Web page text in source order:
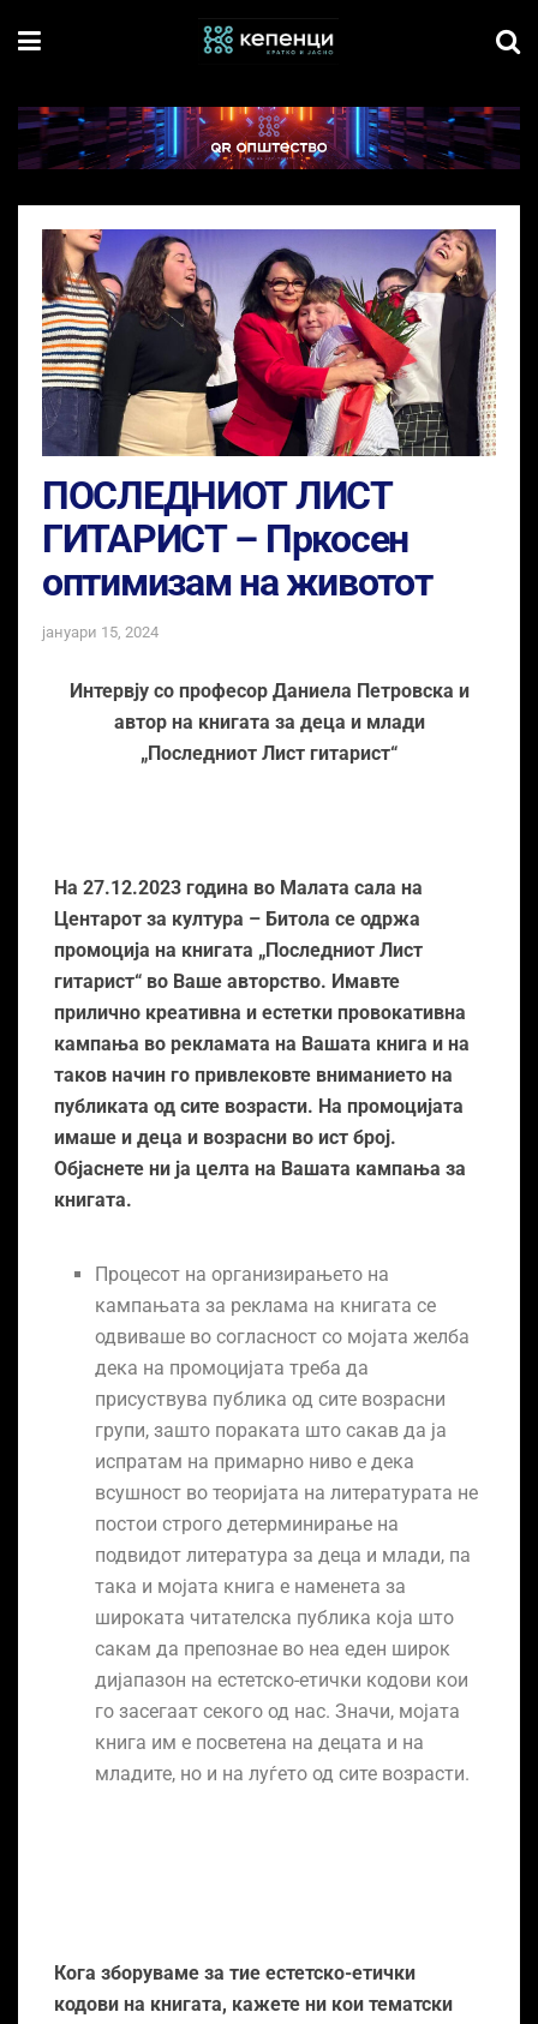
ПОСЛЕДНИОТ ЛИСТ
ГИТАРИСТ – Пркосен
оптимизам на животот
јануари 15, 2024
Интервју со професор Даниела Петровска и
автор на книгата за деца и млади
„Последниот Лист гитарист“
На 27.12.2023 година во Малата сала на
Центарот за култура – Битола се одржа
промоција на книгата „Последниот Лист
гитарист“ во Ваше авторство. Имавте
прилично креативна и естетки провокативна
кампања во рекламата на Вашата книга и на
таков начин го привлековте вниманието на
публиката од сите возрасти. На промоцијата
имаше и деца и возрасни во ист број.
Објaснете ни ја целта на Вашата кампања за
книгата.
Процесот на организирањето на
кампањата за реклама на книгата се
одвиваше во согласност со мојата желба
дека на промоцијата треба да
присуствува публика од сите возрасни
групи, зашто пораката што сакав да ја
испратам на примарно ниво е дека
всушност во теоријата на литературата не
постои строго детерминирање на
подвидот литерaтура за деца и млади, па
така и мојата книга е наменета за
широката читателска публика која што
сакам да препознае во неа еден широк
дијапазон на естетско-етички кодови кои
го засегаат секого од нас. Значи, мојата
книга им е посветена на децата и на
младите, но и на луѓето од сите возрасти.
Кога зборуваме за тие естетско-етички
кодови на книгата, кажете ни кои тематски